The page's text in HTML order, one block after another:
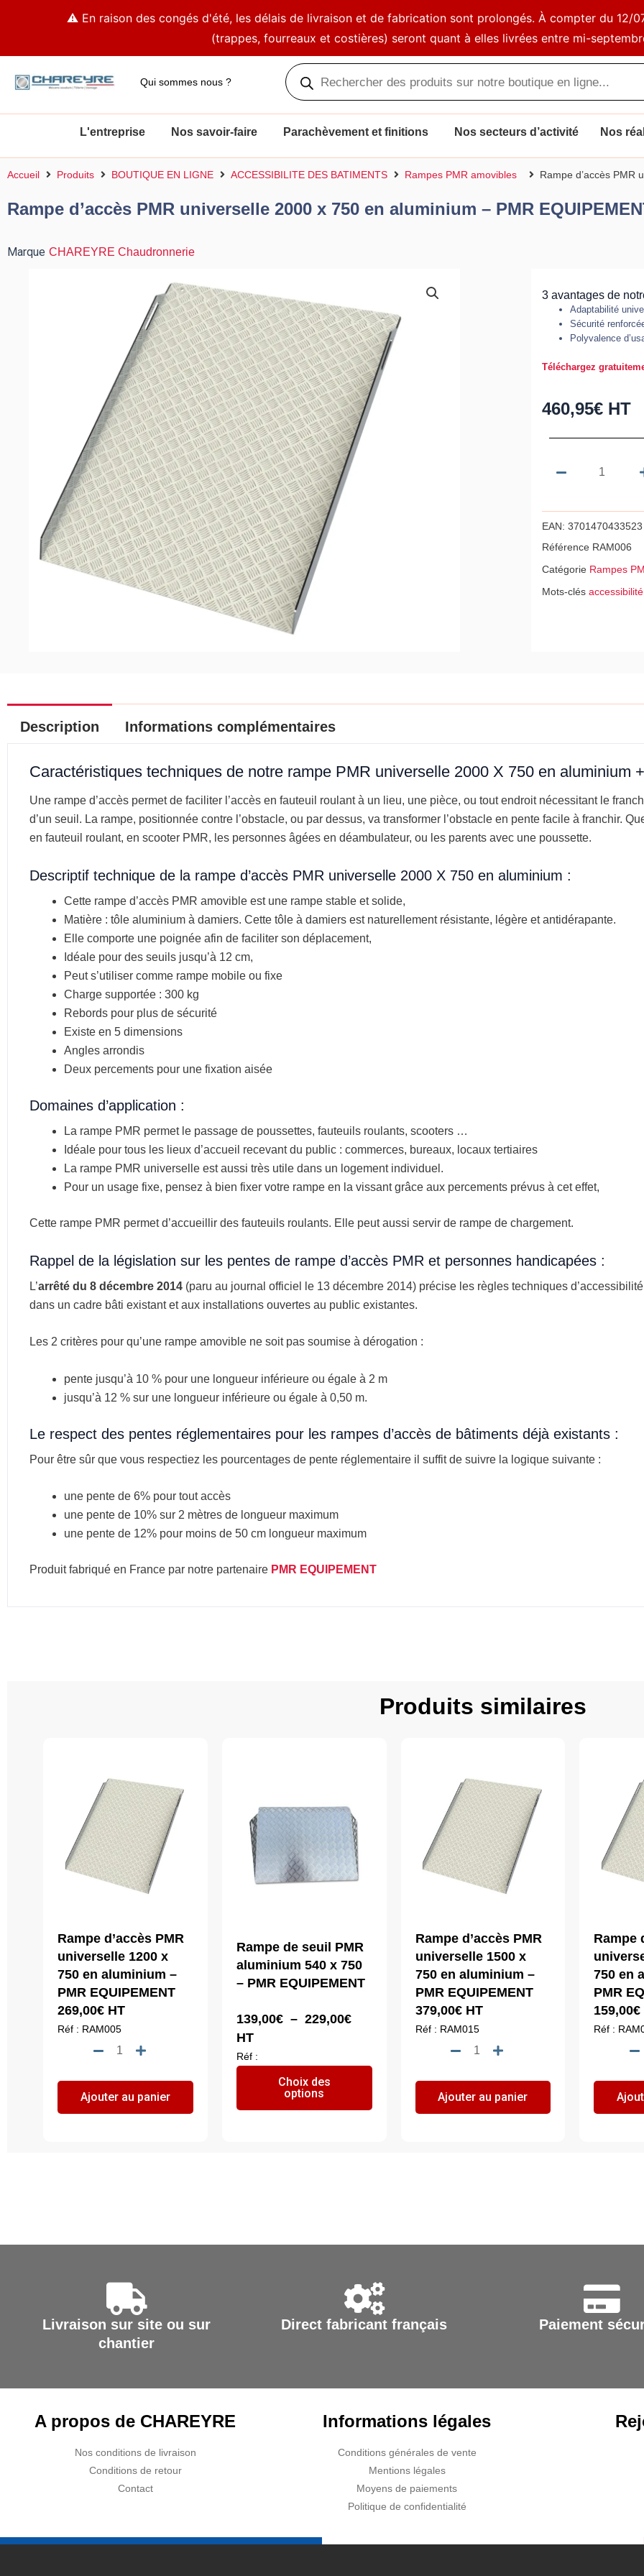
⚠️ En raison des congés d'été, les délais de livraison et de fabrication sont prolongés. À compter du 12/
(trappes, fourreaux et costières) seront quant à elles livrées entre mi-
Qui sommes nous ?
Recherche
de
produits
L'entreprise Nos savoir-faire Parachèvement et finitions Nos secteurs d’activité Nos
Accueil Produits BOUTIQUE EN LIGNE ACCESSIBILITE DES BATIMENTS Rampes PMR amovibles Rampe d’accès PMR
Rampe d’accès PMR universelle 2000 x 750 en aluminium – PMR
Marque CHAREYRE Chaudronnerie
3 avantages de
Adaptabilité
Sécurité
Polyvalence
Téléchargez
460,95€ HT
quantité
d'accès
2000
x
EAN:3701470433523
Référence RAM006
Catégorie Rampes
Mots-clés accessibilité
Description Informations complémentaires
Caractéristiques techniques de notre rampe PMR universelle 2000 X 750 en aluminium +
Une rampe d’accès permet de faciliter l’accès en fauteuil roulant à un lieu, une pièce, ou tout endroit nécessitant le
d’un seuil. La rampe, positionnée contre l’obstacle, ou par dessus, va transformer l’obstacle en pente facile à franchir.
en fauteuil roulant, en scooter PMR, les personnes âgées en déambulateur, ou les parents avec une poussette.
Descriptif technique de la rampe d’accès PMR universelle 2000 X 750 en aluminium :
Cette rampe d’accès PMR amovible est une rampe stable et solide,
Matière : tôle aluminium à damiers. Cette tôle à damiers est naturellement résistante, légère et antidérapante.
Elle comporte une poignée afin de faciliter son déplacement,
Idéale pour des seuils jusqu’à 12 cm,
Peut s’utiliser comme rampe mobile ou fixe
Charge supportée : 300 kg
Rebords pour plus de sécurité
Existe en 5 dimensions
Angles arrondis
Deux percements pour une fixation aisée
Domaines d’application :
La rampe PMR permet le passage de poussettes, fauteuils roulants, scooters …
Idéale pour tous les lieux d’accueil recevant du public : commerces, bureaux, locaux tertiaires
La rampe PMR universelle est aussi très utile dans un logement individuel.
Pour un usage fixe, pensez à bien fixer votre rampe en la vissant grâce aux percements prévus à cet effet,
Cette rampe PMR permet d’accueillir des fauteuils roulants. Elle peut aussi servir de rampe de chargement.
Rappel de la législation sur les pentes de rampe d’accès PMR et personnes handicapées :
L’arrêté du 8 décembre 2014 (paru au journal officiel le 13 décembre 2014) précise les règles techniques
dans un cadre bâti existant et aux installations ouvertes au public existantes.
Les 2 critères pour qu’une rampe amovible ne soit pas soumise à dérogation :
pente jusqu’à 10 % pour une longueur inférieure ou égale à 2 m
jusqu’à 12 % sur une longueur inférieure ou égale à 0,50 m.
Le respect des pentes réglementaires pour les rampes d’accès de bâtiments déjà existants :
Pour être sûr que vous respectiez les pourcentages de pente réglementaire il suffit de suivre la logique suivante :
une pente de 6% pour tout accès
une pente de 10% sur 2 mètres de longueur maximum
une pente de 12% pour moins de 50 cm longueur maximum
Produit fabriqué en France par notre partenaire PMR EQUIPEMENT
Produits similaires
Rampe d’accès PMR
universelle 1200 x
750 en aluminium –
PMR EQUIPEMENT
269,00€ HT
Réf : RAM005
quantité
Rampe
d'accès
EQUIPEMENT
Ajouter au panier
Rampe de seuil PMR
aluminium 540 x 750
– PMR EQUIPEMENT
139,00€ – 229,00€Plage
229,00€
HT
Réf :
Choix des
options
a
choisies
la
page
du
Rampe d’accès PMR
universelle 1500 x
750 en aluminium –
PMR EQUIPEMENT
379,00€HT
Réf : RAM015
quantité
Rampe
d'accès
Ajouter au panier
Rampe
750 en
PMR
159,00€
Réf :
Livraison sur site ou sur
chantier
Direct fabricant français Paiement
A propos de CHAREYRE
Nos conditions de livraison
Conditions de retour
Contact
Informations légales
Conditions générales de vente
Mentions légales
Moyens de paiements
Politique de confidentialité